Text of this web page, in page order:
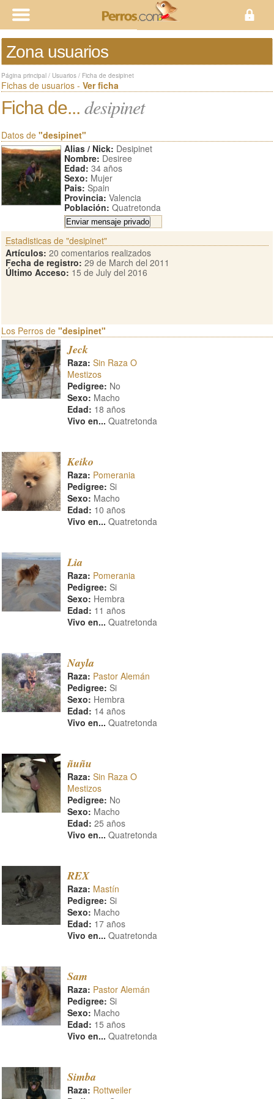
Zona usuarios
Página principal / Usuarios / Ficha de desipinet
Fichas de usuarios - Ver ficha
Ficha de... desipinet
Datos de "desipinet"
Alias / Nick: Desipinet
Nombre: Desiree
Edad: 34 años
Sexo: Mujer
Pais: Spain
Provincia: Valencia
Población: Quatretonda
Estadisticas de "desipinet"
Artículos: 20 comentarios realizados
Fecha de registro: 29 de March del 2011
Último Acceso: 15 de July del 2016
Los Perros de "desipinet"
Jeck
Raza: Sin Raza O
Mestizos
Pedigree: No
Sexo: Macho
Edad: 18 años
Vivo en... Quatretonda
Keiko
Raza: Pomerania
Pedigree: Si
Sexo: Macho
Edad: 10 años
Vivo en... Quatretonda
Lia
Raza: Pomerania
Pedigree: Si
Sexo: Hembra
Edad: 11 años
Vivo en... Quatretonda
Nayla
Raza: Pastor Alemán
Pedigree: Si
Sexo: Hembra
Edad: 14 años
Vivo en... Quatretonda
ñuñu
Raza: Sin Raza O
Mestizos
Pedigree: No
Sexo: Macho
Edad: 25 años
Vivo en... Quatretonda
REX
Raza: Mastín
Pedigree: Si
Sexo: Macho
Edad: 17 años
Vivo en... Quatretonda
Sam
Raza: Pastor Alemán
Pedigree: Si
Sexo: Macho
Edad: 15 años
Vivo en... Quatretonda
Simba
Raza: Rottweiler